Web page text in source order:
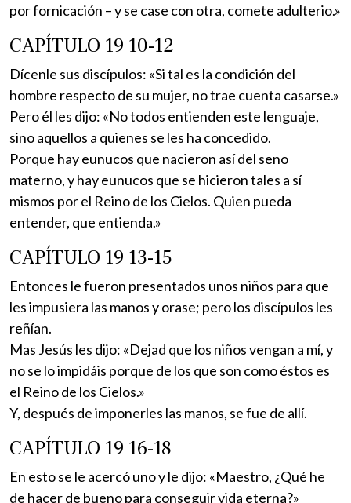
por fornicación – y se case con otra, comete adulterio.»
CAPÍTULO 19 10-12
Dícenle sus discípulos: «Si tal es la condición del
hombre respecto de su mujer, no trae cuenta casarse.»
Pero él les dijo: «No todos entienden este lenguaje,
sino aquellos a quienes se les ha concedido.
Porque hay eunucos que nacieron así del seno
materno, y hay eunucos que se hicieron tales a sí
mismos por el Reino de los Cielos. Quien pueda
entender, que entienda.»
CAPÍTULO 19 13-15
Entonces le fueron presentados unos niños para que
les impusiera las manos y orase; pero los discípulos les
reñían.
Mas Jesús les dijo: «Dejad que los niños vengan a mí, y
no se lo impidáis porque de los que son como éstos es
el Reino de los Cielos.»
Y, después de imponerles las manos, se fue de allí.
CAPÍTULO 19 16-18
En esto se le acercó uno y le dijo: «Maestro, ¿Qué he
de hacer de bueno para conseguir vida eterna?»